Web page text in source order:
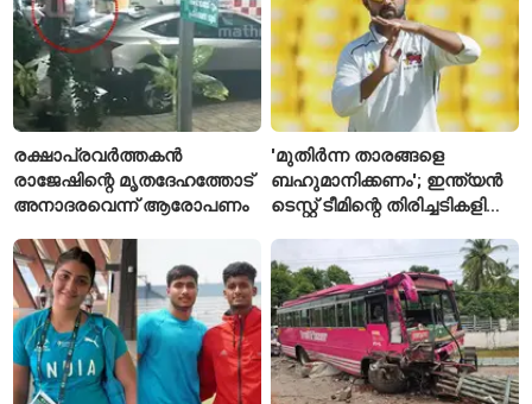
രക്ഷാപ്രവർത്തകൻ
രാജേഷിന്റെ മൃതദേഹത്തോട്
അനാദരവെന്ന് ആരോപണം
'മുതിർന്ന താരങ്ങളെ
ബഹുമാനിക്കണം'; ഇന്ത്യൻ
ടെസ്റ്റ് ടീമിന്റെ തിരിച്ചടികളിൽ
രഹാനെ